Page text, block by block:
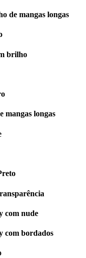
de mangas longas
brilho
mangas longas
com nude
com bordados